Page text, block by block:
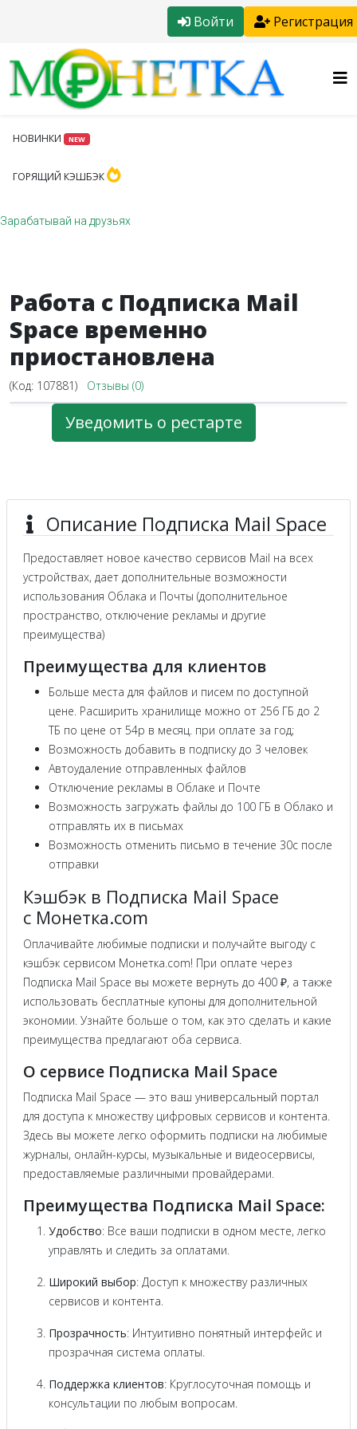
Войти Регистрация
НОВИНКИ NEW
ГОРЯЩИЙ КЭШБЭК
Зарабатывай на друзьях
Работа с Подписка Mail
Space временно
приостановлена
(Код: 107881) Отзывы (0)
Уведомить о рестарте
Описание Подписка Mail Space
Предоставляет новое качество сервисов Mail на всех
устройствах, дает дополнительные возможности
использования Облака и Почты (дополнительное
пространство, отключение рекламы и другие
преимущества)
Преимущества для клиентов
Больше места для файлов и писем по доступной
цене. Расширить хранилище можно от 256 ГБ до 2
ТБ по цене от 54р в месяц. при оплате за год;
Возможность добавить в подписку до 3 человек
Автоудаление отправленных файлов
Отключение рекламы в Облаке и Почте
Возможность загружать файлы до 100 ГБ в Облако и
отправлять их в письмах
Возможность отменить письмо в течение 30с после
отправки
Кэшбэк в Подписка Mail Space
с Монетка.com
Оплачивайте любимые подписки и получайте выгоду с
кэшбэк сервисом Монетка.com! При оплате через
Подписка Mail Space вы можете вернуть до 400 ₽, а также
использовать бесплатные купоны для дополнительной
экономии. Узнайте больше о том, как это сделать и какие
преимущества предлагают оба сервиса.
О сервисе Подписка Mail Space
Подписка Mail Space — это ваш универсальный портал
для доступа к множеству цифровых сервисов и контента.
Здесь вы можете легко оформить подписки на любимые
журналы, онлайн-курсы, музыкальные и видеосервисы,
предоставляемые различными провайдерами.
Преимущества Подписка Mail Space:
Удобство: Все ваши подписки в одном месте, легко
управлять и следить за оплатами.
Широкий выбор: Доступ к множеству различных
сервисов и контента.
Прозрачность: Интуитивно понятный интерфейс и
прозрачная система оплаты.
Поддержка клиентов: Круглосуточная помощь и
консультации по любым вопросам.